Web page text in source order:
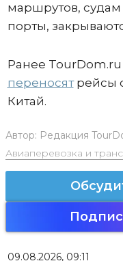
маршрутов,
порты,
Ранее
переносятрейсы
Китай.
Автор: Редакция
Авиаперевозка и
09.08.2026, 09:11